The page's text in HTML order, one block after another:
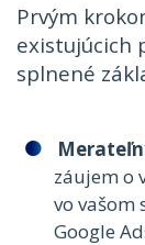
Prvým
existujúcich
splnené
záujem o
vo vašom
Google